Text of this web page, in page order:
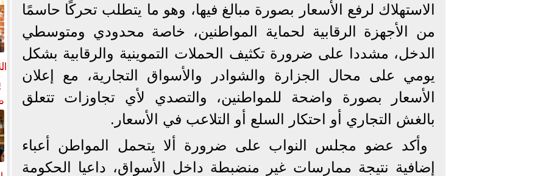
الاستهلاك لرفع الأسعار بصورة مبالغ فيها، وهو ما يتطلب تحركًا حاسمًا
من الأجهزة الرقابية لحماية المواطنين، خاصة محدودي ومتوسطي
الدخل، مشددا على ضرورة تكثيف الحملات التموينية والرقابية بشكل
يومي على محال الجزارة والشوادر والأسواق التجارية، مع إعلان
الأسعار بصورة واضحة للمواطنين، والتصدي لأي تجاوزات تتعلق
بالغش التجاري أو احتكار السلع أو التلاعب في الأسعار.
وأكد عضو مجلس النواب على ضرورة ألا يتحمل المواطن أعباء
إضافية نتيجة ممارسات غير منضبطة داخل الأسواق، داعيا الحكومة